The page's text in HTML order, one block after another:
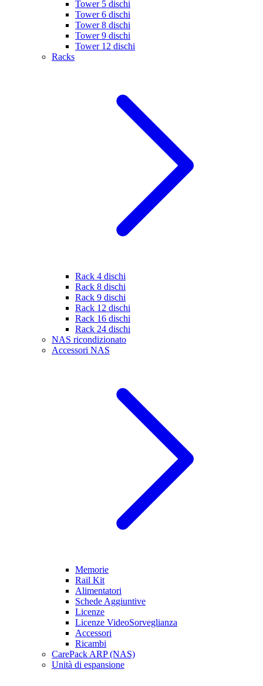
Tower 5 dischi
Tower 6 dischi
Tower 8 dischi
Tower 9 dischi
Tower 12 dischi
Racks
Rack 4 dischi
Rack 8 dischi
Rack 9 dischi
Rack 12 dischi
Rack 16 dischi
Rack 24 dischi
NAS ricondizionato
Accessori NAS
Memorie
Rail Kit
Alimentatori
Schede Aggiuntive
Licenze
Licenze VideoSorveglianza
Accessori
Ricambi
CarePack ARP (NAS)
Unità di espansione